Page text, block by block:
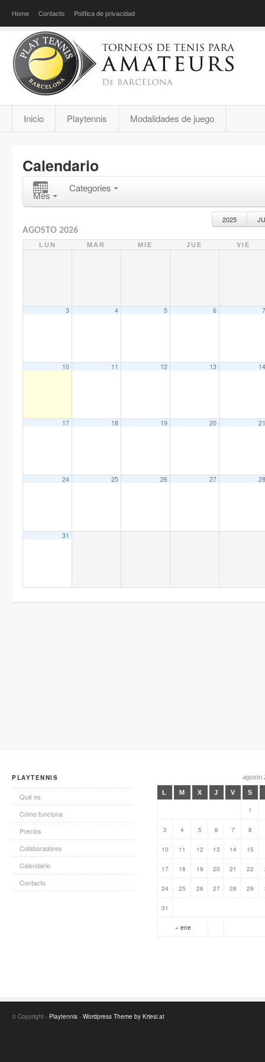
Home Contacto Política de privacidad
Inicio Playtennis Modalidades de juego
Calendario
Mes
Categories
AGOSTO 2026
2025
LUN MAR MIE JUE VIE
3 4 5 6 7
10 11 12 13 14
17 18 19 20 21
24 25 26 27 28
31
PLAYTENNIS
Qué es
Cómo funciona
Precios
Colaboradores
Calendario
Contacto
agosto
L M X J V S
« ene
1
3 4 5 6 7 8
10 11 12 13 14 15
17 18 19 20 21 22
24 25 26 27 28 29
31
© Copyright - Playtennis - Wordpress Theme by Kriesi.at